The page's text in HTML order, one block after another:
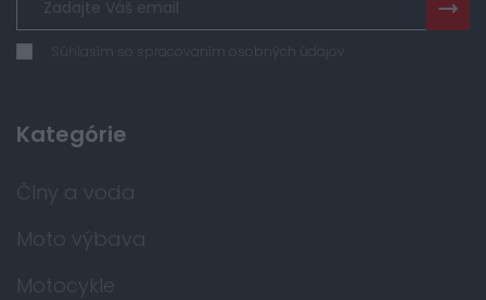
Súhlasím so spracovaním osobných údajov
Kategórie
Člny a voda
Moto výbava
Motocykle